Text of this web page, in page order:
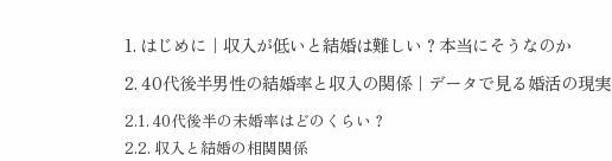
はじめに｜収入が低いと結婚は難しい？本当にそうなのか
40代後半男性の結婚率と収入の関係｜データで見る婚活の現実
40代後半の未婚率はどのくらい？
収入と結婚の相関関係